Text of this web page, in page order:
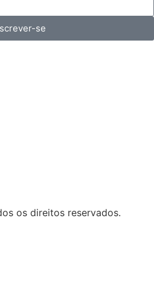
se
os direitos reservados.